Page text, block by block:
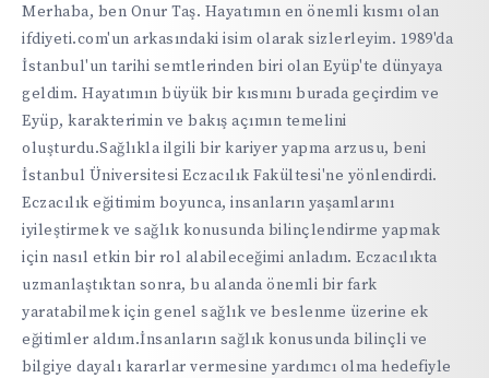
Merhaba, ben Onur Taş. Hayatımın en önemli kısmı olan
ifdiyeti.com'un arkasındaki isim olarak sizlerleyim. 1989'da
İstanbul'un tarihi semtlerinden biri olan Eyüp'te dünyaya
geldim. Hayatımın büyük bir kısmını burada geçirdim ve
Eyüp, karakterimin ve bakış açımın temelini
oluşturdu.Sağlıkla ilgili bir kariyer yapma arzusu, beni
İstanbul Üniversitesi Eczacılık Fakültesi'ne yönlendirdi.
Eczacılık eğitimim boyunca, insanların yaşamlarını
iyileştirmek ve sağlık konusunda bilinçlendirme yapmak
için nasıl etkin bir rol alabileceğimi anladım. Eczacılıkta
uzmanlaştıktan sonra, bu alanda önemli bir fark
yaratabilmek için genel sağlık ve beslenme üzerine ek
eğitimler aldım.İnsanların sağlık konusunda bilinçli ve
bilgiye dayalı kararlar vermesine yardımcı olma hedefiyle